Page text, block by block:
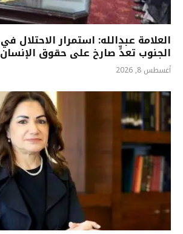
العلامة عبدالله: استمرار الاحتلال
الجنوب تعدٍّ صارخ على حقوق
أغسطس 8, 2026